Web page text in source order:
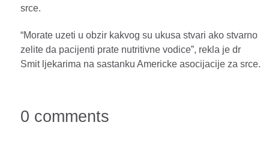
srce.
“Morate uzeti u obzir kakvog su ukusa stvari ako stvarno
zelite da pacijenti prate nutritivne vodice”, rekla je dr
Smit ljekarima na sastanku Americke asocijacije za srce.
0 comments